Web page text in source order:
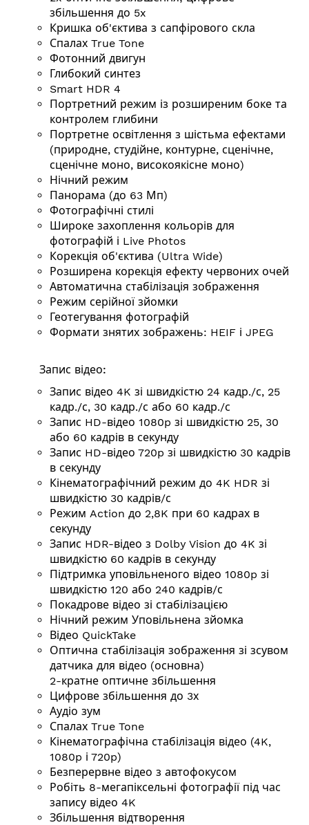
збільшення до 5x
Кришка об'єктива з сапфірового скла
Спалах True Tone
Фотонний двигун
Глибокий синтез
Smart HDR 4
Портретний режим із розширеним боке та
контролем глибини
Портретне освітлення з шістьма ефектами
(природне, студійне, контурне, сценічне,
сценічне моно, високоякісне моно)
Нічний режим
Панорама (до 63 Мп)
Фотографічні стилі
Широке захоплення кольорів для
фотографій і Live Photos
Корекція об'єктива (Ultra Wide)
Розширена корекція ефекту червоних очей
Автоматична стабілізація зображення
Режим серійної зйомки
Геотегування фотографій
Формати знятих зображень: HEIF і JPEG
Запис відео:
Запис відео 4K зі швидкістю 24 кадр./с, 25
кадр./с, 30 кадр./с або 60 кадр./с
Запис HD-відео 1080p зі швидкістю 25, 30
або 60 кадрів в секунду
Запис HD-відео 720p зі швидкістю 30 кадрів
в секунду
Кінематографічний режим до 4K HDR зі
швидкістю 30 кадрів/с
Режим Action до 2,8K при 60 кадрах в
секунду
Запис HDR-відео з Dolby Vision до 4K зі
швидкістю 60 кадрів в секунду
Підтримка уповільненого відео 1080p зі
швидкістю 120 або 240 кадрів/с
Покадрове відео зі стабілізацією
Нічний режим Уповільнена зйомка
Відео QuickTake
Оптична стабілізація зображення зі зсувом
датчика для відео (основна)
2-кратне оптичне збільшення
Цифрове збільшення до 3х
Аудіо зум
Спалах True Tone
Кінематографічна стабілізація відео (4K,
1080p і 720p)
Безперервне відео з автофокусом
Робіть 8-мегапіксельні фотографії під час
запису відео 4K
Збільшення відтворення